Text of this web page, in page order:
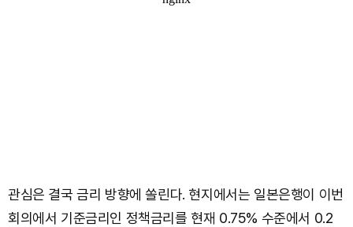
관심은 결국 금리 방향에 쏠린다. 현지에서는 일본은행이 이번
회의에서 기준금리인 정책금리를 현재 0.75% 수준에서 0.2